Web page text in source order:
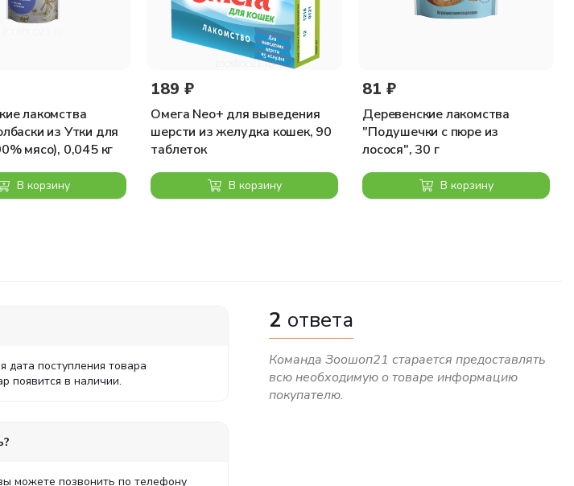
лакомства
из Утки для
мясо), 0,045 кг
В корзину
189 ₽
Омега Neo+ для выведения
шерсти из желудка кошек, 90
таблеток
В корзину
81 ₽
Деревенские лакомства
"Подушечки с пюре из
лосося", 30 г
В корзину
поступления товара
появится в наличии.
можете позвонить по телефону
2 ответа
Команда Зоошоп21 старается предоставлять
всю необходимую о товаре информацию
покупателю.